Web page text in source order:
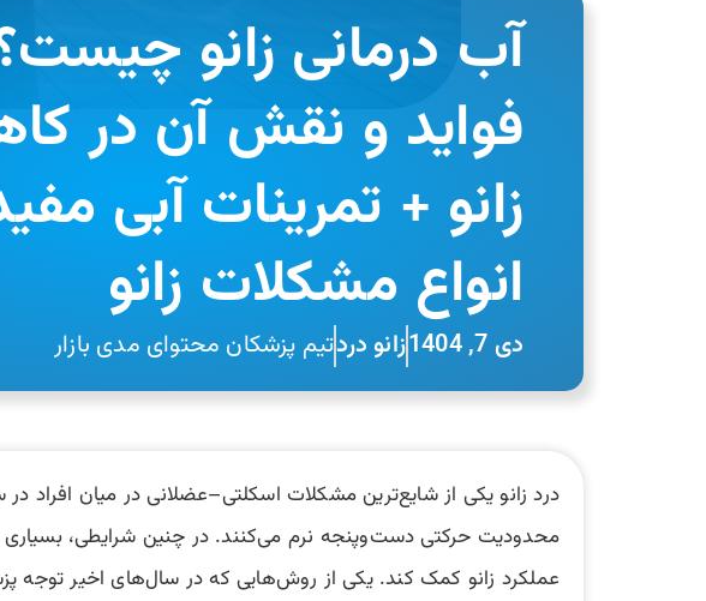
آب درمانی زانو
فواید و نقش آن در
زانو + تمرینات آبی
انواع مشکلات زانو
دی 7, 1404 زانو دردتیم پزشکان محتوای مدی بازار
درد زانو یکی از شایع‌ترین مشکلات اسکلتی–عضلانی در میان افراد
محدودیت حرکتی دست‌وپنجه نرم می‌کنند. در چنین شرایطی،
عملکرد زانو کمک کند. یکی از روش‌هایی که در سال‌های اخیر توجه